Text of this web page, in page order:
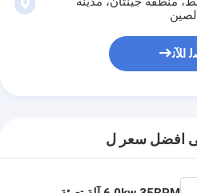
ﺍﻶﻧ
افضل سعر ل